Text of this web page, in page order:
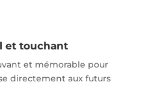
et touchant
et mémorable pour
directement aux futurs